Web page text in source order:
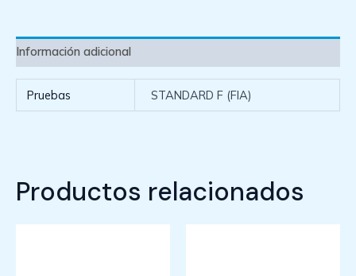
Información adicional
Pruebas STANDARD F (FIA)
Productos relacionados